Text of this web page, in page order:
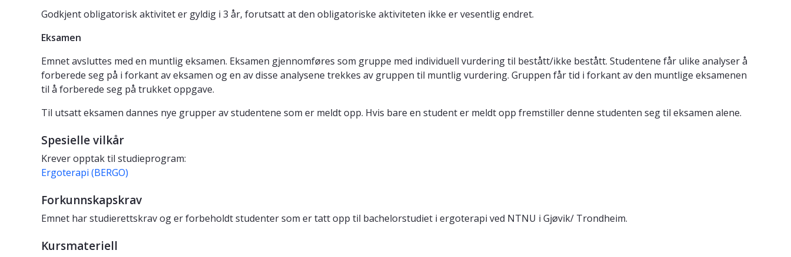
Godkjent obligatorisk aktivitet er gyldig i 3 år, forutsatt at den obligatoriske aktiviteten ikke er vesentlig endret.
Eksamen
Emnet avsluttes med en muntlig eksamen. Eksamen gjennomføres som gruppe med individuell vurdering til bestått/ikke bestått. Studentene får ulike analyser å
forberede seg på i forkant av eksamen og en av disse analysene trekkes av gruppen til muntlig vurdering. Gruppen får tid i forkant av den muntlige eksamenen
til å forberede seg på trukket oppgave.
Til utsatt eksamen dannes nye grupper av studentene som er meldt opp. Hvis bare en student er meldt opp fremstiller denne studenten seg til eksamen alene.
Spesielle vilkår
Krever opptak til studieprogram:
Ergoterapi (BERGO)
Forkunnskapskrav
Emnet har studierettskrav og er forbeholdt studenter som er tatt opp til bachelorstudiet i ergoterapi ved NTNU i Gjøvik/ Trondheim.
Kursmateriell